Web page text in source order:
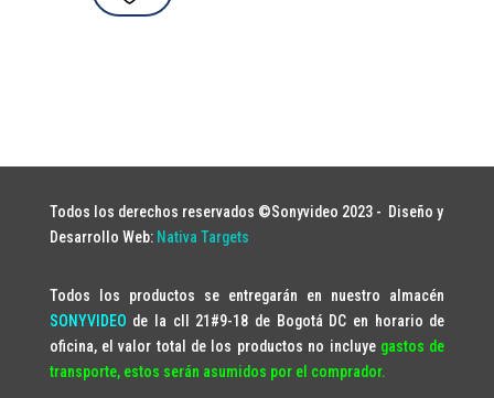
Todos los derechos reservados ©Sonyvideo 2023 - Diseño y
Desarrollo Web: Nativa Targets
Todos los productos se entregarán en nuestro almacén
SONYVIDEO de la cll 21#9-18 de Bogotá DC en horario de
oficina, el valor total de los productos no incluye gastos de
transporte, estos serán asumidos por el comprador.